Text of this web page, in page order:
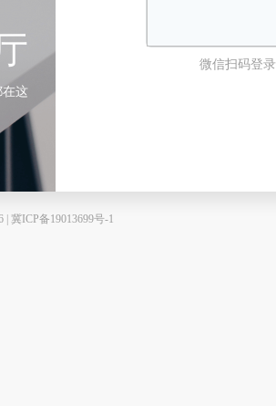
这
微信扫码登录
| 冀ICP备19013699号-1